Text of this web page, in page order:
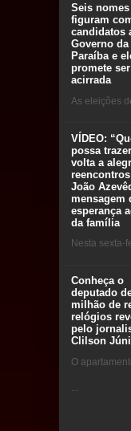
Seis
figuram
candidatos
Governo da
Paraíba e
promete ser
acirrada
As eleições de
VÍDEO:
possa
volta a
João
mensagem
esperança
da família
Nesta sexta-
Conheça o
deputado
milhão de
relógios
pelo
Clilson
O
...